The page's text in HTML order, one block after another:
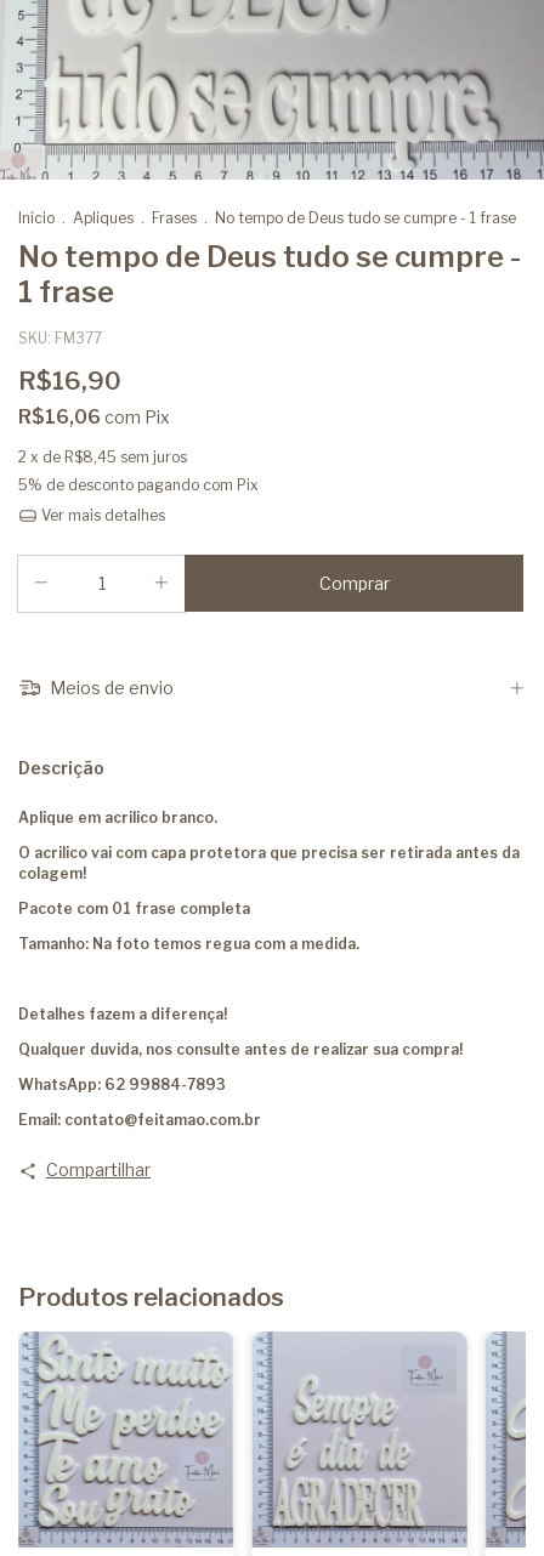
Início . Apliques . Frases . No tempo de Deus tudo se cumpre - 1 frase
No tempo de Deus tudo se cumpre -
1 frase
SKU: FM377
R$16,90
R$16,06 com Pix
2 x de R$8,45 sem juros
5% de desconto pagando com Pix
Ver mais detalhes
Meios de envio
Descrição
Aplique em acrilico branco.
O acrilico vai com capa protetora que precisa ser retirada antes da
colagem!
Pacote com 01 frase completa
Tamanho: Na foto temos regua com a medida.
Detalhes fazem a diferença!
Qualquer duvida, nos consulte antes de realizar sua compra!
WhatsApp: 62 99884-7893
Email: contato@feitamao.com.br
Compartilhar
Produtos relacionados